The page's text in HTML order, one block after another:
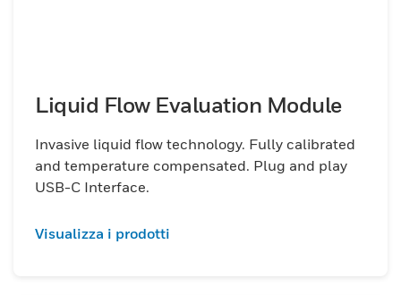
Liquid Flow Evaluation Module
Invasive liquid flow technology. Fully calibrated
and temperature compensated. Plug and play
USB-C Interface.
Visualizza i prodotti